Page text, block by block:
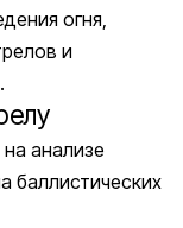
огня,
и
анализе
баллистических